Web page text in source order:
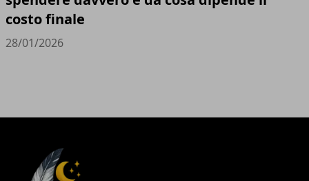
costo finale
28/01/2026